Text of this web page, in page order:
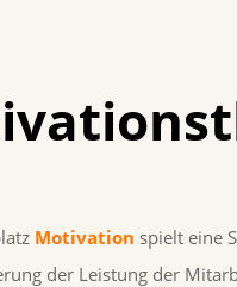
Motivation spielt eine
der Leistung der